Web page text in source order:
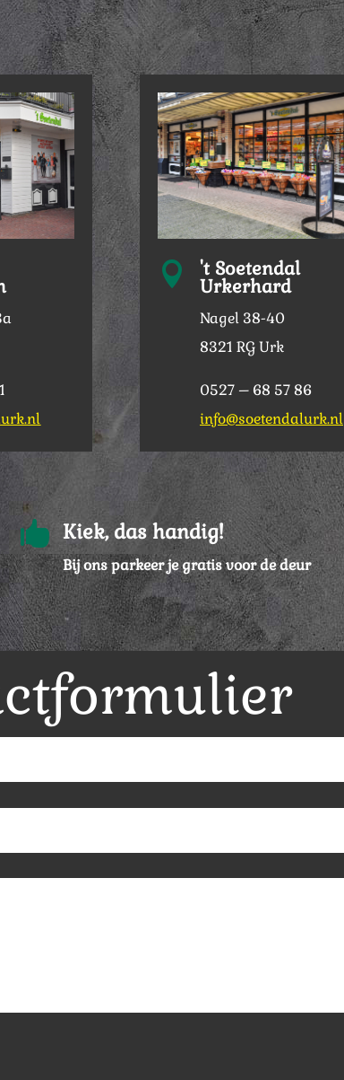
 't Soetendal
Urkerhard
Nagel 38-40
8321 RG Urk
0527 – 68 57 86
info@soetendalurk.nl
 Kiek, das handig!
Bij ons parkeer je gratis voor de deur